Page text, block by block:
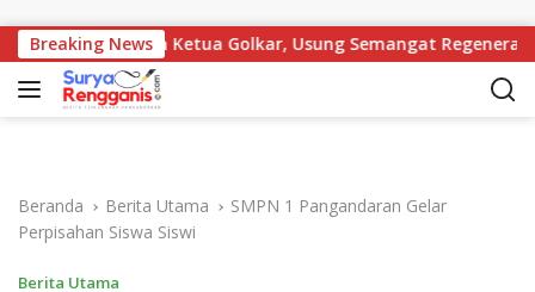
Breaking News
Calon Ketua Golkar, Usung Semangat Regenerasi
Beranda Berita Utama
SMPN 1 Pangandaran Gelar
Perpisahan Siswa Siswi
Berita Utama